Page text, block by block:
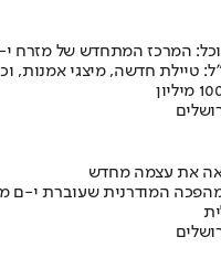
המרכז המתחדש של מזרח
טיילת חדשה, מיצגי אמנות,
את עצמה מחדש
המודרנית שעוברת י-ם